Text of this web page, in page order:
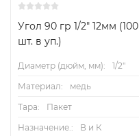
Угол 90 гр 1/2" 12мм (100
шт. в уп.)
Диаметр (дюйм, мм):
1/2"
Материал:
медь
Тара:
Пакет
Назначение.:
В и К